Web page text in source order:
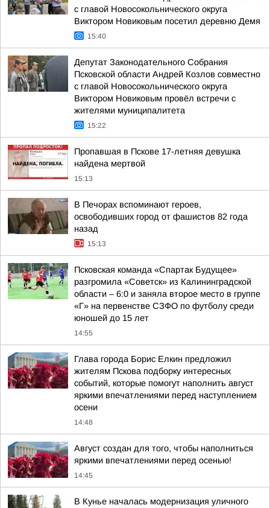
с главой Новосокольнического округа
Виктором Новиковым посетил деревню Демя
15:40
Депутат Законодательного Собрания
Псковской области Андрей Козлов совместно
с главой Новосокольнического округа
Виктором Новиковым провёл встречи с
жителями муниципалитета
15:22
Пропавшая в Пскове 17-летняя девушка
найдена мертвой
15:13
В Печорах вспоминают героев,
освободивших город от фашистов 82 года
назад
15:13
Псковская команда «Спартак Будущее»
разгромила «Советск» из Калининградской
области – 6:0 и заняла второе место в группе
«Г» на первенстве СЗФО по футболу среди
юношей до 15 лет
14:55
Глава города Борис Елкин предложил
жителям Пскова подборку интересных
событий, которые помогут наполнить август
яркими впечатлениями перед наступлением
осени
14:48
Август создан для того, чтобы наполниться
яркими впечатлениями перед осенью!
14:45
В Кунье началась модернизация уличного